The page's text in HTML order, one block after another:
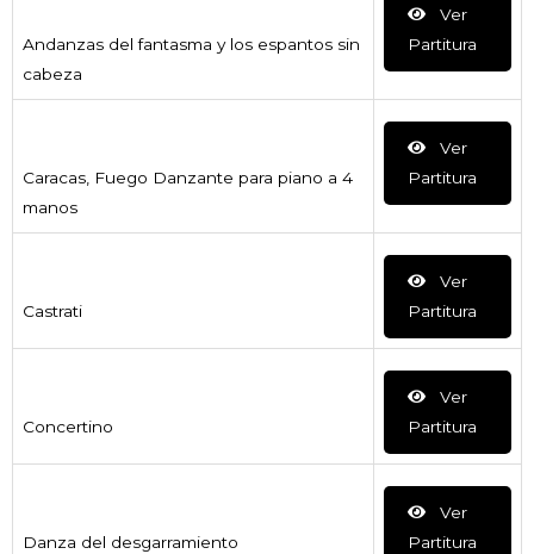
Andanzas del fantasma y los espantos sin
cabeza
Ver
Partitura
Caracas, Fuego Danzante para piano a 4
manos
Ver
Partitura
Castrati
Ver
Partitura
Concertino
Ver
Partitura
Danza del desgarramiento
Ver
Partitura